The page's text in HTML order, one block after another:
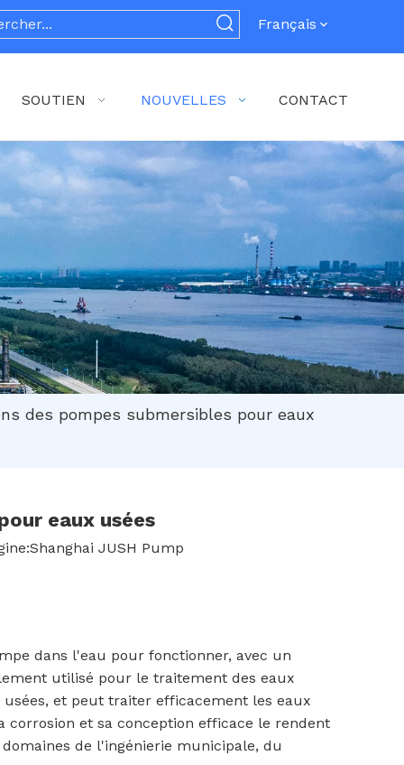
Français
SOUTIEN NOUVELLES CONTACT
des pompes submersibles pour eaux
eaux usées
Shanghai JUSH Pump
dans l'eau pour fonctionner, avec un
utilisé pour le traitement des eaux
et peut traiter efficacement les eaux
corrosion et sa conception efficace le rendent
de l'ingénierie municipale, du